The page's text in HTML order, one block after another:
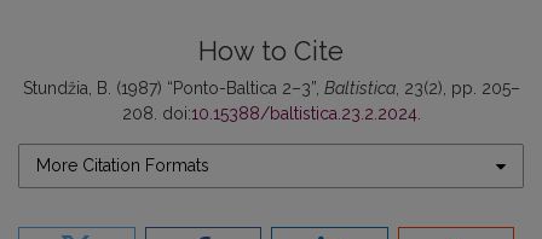
How to Cite
Stundžia, B. (1987) “Ponto-Baltica 2–3”, Baltistica, 23(2), pp. 205–
208. doi:10.15388/baltistica.23.2.2024.
More Citation Formats